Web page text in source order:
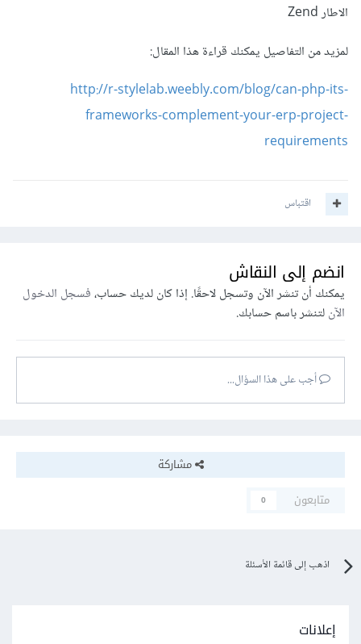
الاطار Zend
لمزيد من التفاصيل يمكنك قراءة هذا المقال:
http://r-stylelab.weebly.com/blog/can-php-its-
frameworks-complement-your-erp-project-
requirements
اقتباس
انضم إلى النقاش
يمكنك أن تنشر الآن وتسجل لاحقًا. إذا كان لديك حساب،فسجل الدخول
الآنلتنشر باسم حسابك.
أجب على هذا السؤال...
مشاركة
متابعون
0
اذهب إلى قائمة الأسئلة
إعلانات